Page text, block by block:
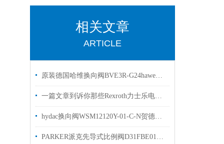
相关文章
ARTICLE
原装德国哈维换向阀BVE3R-G24haweBVG3R-G24
一篇文章到诉你那些Rexroth力士乐电磁阀常见的符号的是什么意思
hydac换向阀WSM12120Y-01-C-N贺德克球阀有库存现货
PARKER派克先导式比例阀D31FBE01CC4NF00原装出售